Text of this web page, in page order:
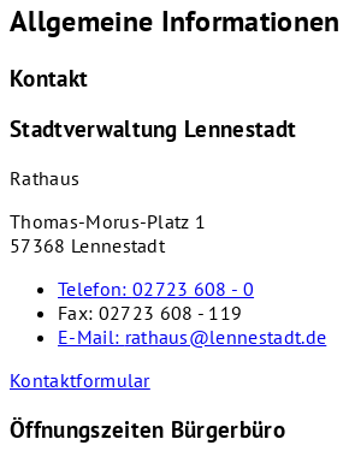
Allgemeine Informationen
Kontakt
Stadtverwaltung Lennestadt
Rathaus
Thomas-Morus-Platz 1
57368 Lennestadt
Telefon: 02723 608 - 0
Fax: 02723 608 - 119
E-Mail: rathaus@lennestadt.de
Kontaktformular
Öffnungszeiten Bürgerbüro